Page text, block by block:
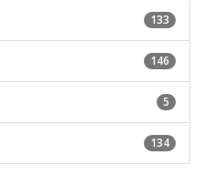
133
146
5
134